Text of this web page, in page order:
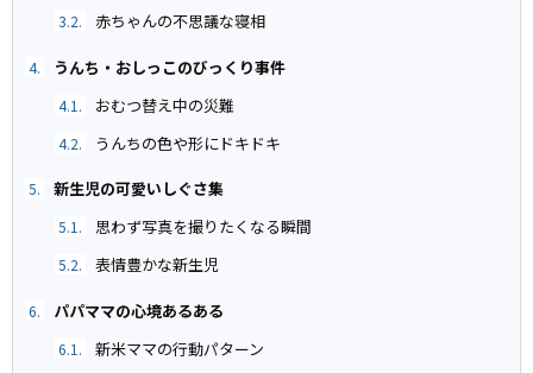
3.2. 赤ちゃんの不思議な寝相
4. うんち・おしっこのびっくり事件
4.1. おむつ替え中の災難
4.2. うんちの色や形にドキドキ
5. 新生児の可愛いしぐさ集
5.1. 思わず写真を撮りたくなる瞬間
5.2. 表情豊かな新生児
6. パパママの心境あるある
6.1. 新米ママの行動パターン